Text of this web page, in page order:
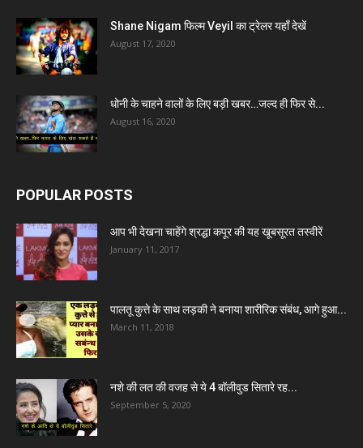
Shane Nigam फिल्म Veyil का ट्रेलर यहाँ देखें
August 17, 2020
धोनी के चाहने वालों के लिए बड़ी खबर…जल्द ही फिर से...
August 16, 2020
POPULAR POSTS
आप भी देखना चाहेंगे श्रद्धा कपूर की यह खूबसूरत तस्वीरें
January 11, 2017
पालतू कुत्ते के साथ लड़की ने बनाया शारीरिक संबंध, आगे हुआ...
March 11, 2018
नशे की लत की वजह से ये 4 बॉलीवुड सितारे रह...
September 5, 2020